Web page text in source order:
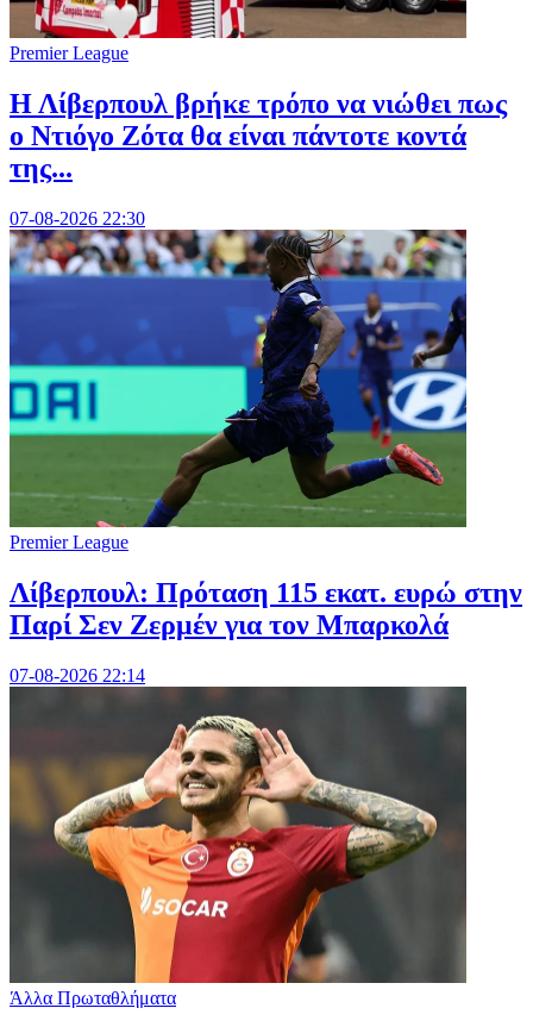
Premier League
Η Λίβερπουλ βρήκε τρόπο να νιώθει πως
ο Ντιόγο Ζότα θα είναι πάντοτε κοντά
της...
07-08-2026 22:30
Premier League
Λίβερπουλ: Πρόταση 115 εκατ. ευρώ στην
Παρί Σεν Ζερμέν για τον Μπαρκολά
07-08-2026 22:14
Άλλα Πρωταθλήματα